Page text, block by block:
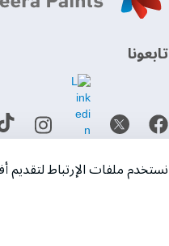
‫تابعونا‬
حمل التطبيق
نستخدم ملفات الإرتباط